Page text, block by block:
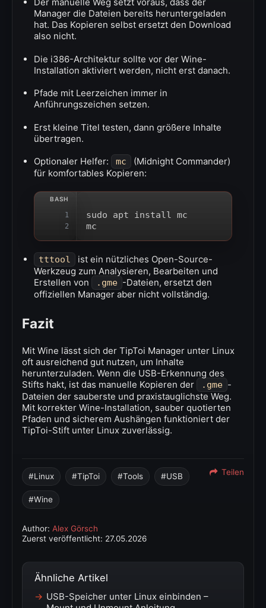
Manager die Dateien bereits heruntergeladen
hat. Das Kopieren selbst ersetzt den Download
also nicht.
Die i386-Architektur sollte vor der Wine-
Installation aktiviert werden, nicht erst danach.
Pfade mit Leerzeichen immer in
Anführungszeichen setzen.
Erst kleine Titel testen, dann größere Inhalte
übertragen.
Optionaler Helfer: mc
(Midnight Commander)
für komfortables Kopieren:
1
2
sudo apt install mc
mc
tttool
ist ein nützliches Open-Source-
Werkzeug zum Analysieren, Bearbeiten und
Erstellen von
.gme -Dateien, ersetzt den
offiziellen Manager aber nicht vollständig.
Fazit
Mit Wine lässt sich der TipToi Manager unter Linux
oft ausreichend gut nutzen, um Inhalte
herunterzuladen. Wenn die USB-Erkennung des
Stifts hakt, ist das manuelle Kopieren der
.gme -
Dateien der sauberste und praxistauglichste Weg.
Mit korrekter Wine-Installation, sauber quotierten
Pfaden und sicherem Aushängen funktioniert der
TipToi-Stift unter Linux zuverlässig.
Teilen
Linux TipToi Tools USB
Wine
Author: Alex Görsch
Zuerst veröffentlicht: 27.05.2026
Ähnliche Artikel
USB-Speicher unter Linux einbinden –